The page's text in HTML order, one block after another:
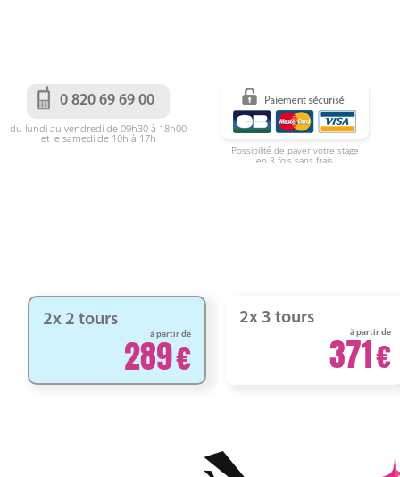
0 820 69 69 00
du lundi au vendredi de 09h30 à 18h00
et le samedi de 10h à 17h
Possibilité de payer votre stage
en 3 fois sans frais
2x 2 tours
à partir de
289
2x 3 tours
à partir de
371